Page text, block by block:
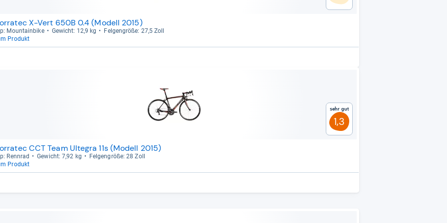
X-Vert 650B 0.4 (Modell 2015)
Moun­tain­bike Gewicht: 12,9 kg
Fel­gen­größe: 27,5 Zoll
Produkt
Sehr gut
1,3
CCT Team Ultegra 11s (Modell 2015)
Renn­rad Gewicht: 7,92 kg
Fel­gen­größe: 28 Zoll
Produkt